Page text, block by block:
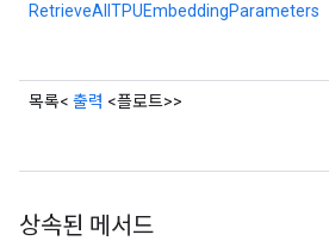
RetrieveAllTPUEmbeddingParameters
목록< 출력 <플로트>>
상속된 메서드